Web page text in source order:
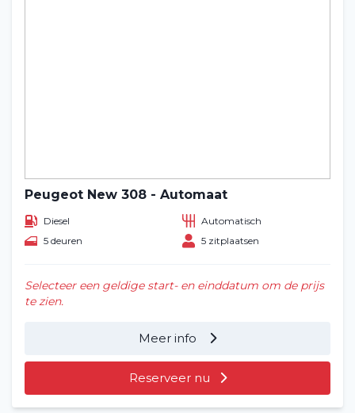
Peugeot New 308 - Automaat
Diesel
Automatisch
5 deuren
5 zitplaatsen
Selecteer een geldige start- en einddatum om de prijs
te zien.
Meer info
Reserveer nu